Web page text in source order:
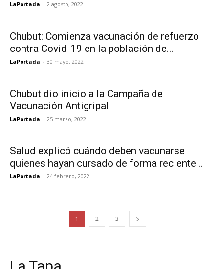
LaPortada - 2 agosto, 2022
Chubut: Comienza vacunación de refuerzo
contra Covid-19 en la población de...
LaPortada - 30 mayo, 2022
Chubut dio inicio a la Campaña de
Vacunación Antigripal
LaPortada - 25 marzo, 2022
Salud explicó cuándo deben vacunarse
quienes hayan cursado de forma reciente...
LaPortada - 24 febrero, 2022
1 2 3